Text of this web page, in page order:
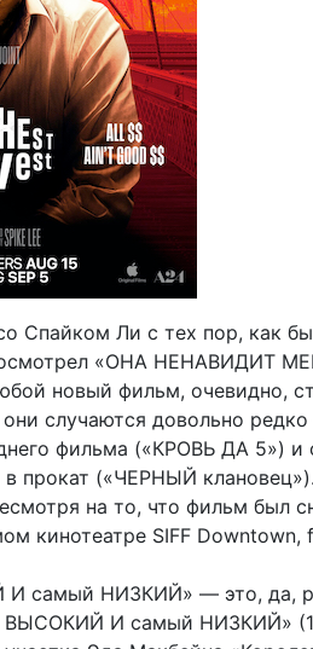
Спайком Ли с тех пор, как
«ОНА НЕНАВИДИТ
новый фильм, очевидно,
случаются довольно
фильма («КРОВЬ ДА 5») и
прокат («ЧЕРНЫЙ
на то, что фильм был
кинотеатре SIFF Downtown,
самый НИЗКИЙ» — это, да,
И самый НИЗКИЙ»